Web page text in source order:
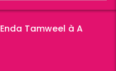
Tamweel à A